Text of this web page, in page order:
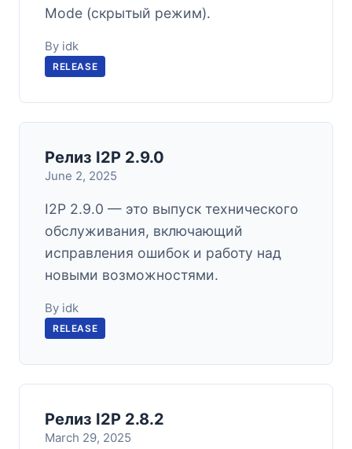
Mode (скрытый режим).
By idk
RELEASE
Релиз I2P 2.9.0
June 2, 2025
I2P 2.9.0 — это выпуск технического
обслуживания, включающий
исправления ошибок и работу над
новыми возможностями.
By idk
RELEASE
Релиз I2P 2.8.2
March 29, 2025